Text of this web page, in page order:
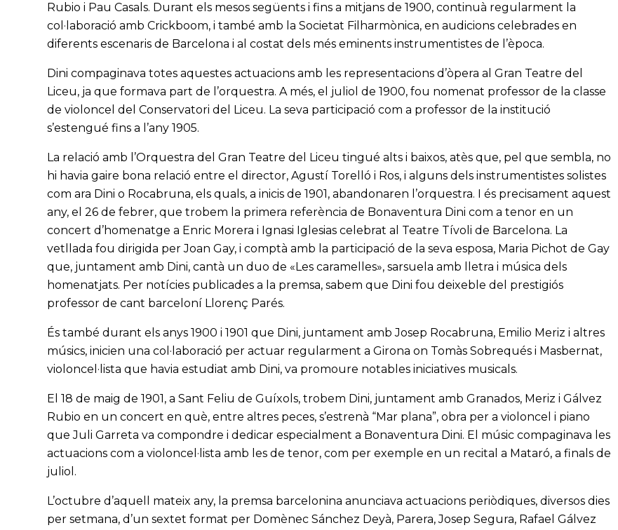
Rubio i Pau Casals. Durant els mesos següents i fins a mitjans de 1900, continuà regularment la
col·laboració amb Crickboom, i també amb la Societat Filharmònica, en audicions celebrades en
diferents escenaris de Barcelona i al costat dels més eminents instrumentistes de l’època.
Dini compaginava totes aquestes actuacions amb les representacions d’òpera al Gran Teatre del
Liceu, ja que formava part de l’orquestra. A més, el juliol de 1900, fou nomenat professor de la classe
de violoncel del Conservatori del Liceu. La seva participació com a professor de la institució
s’estengué fins a l’any 1905.
La relació amb l’Orquestra del Gran Teatre del Liceu tingué alts i baixos, atès que, pel que sembla, no
hi havia gaire bona relació entre el director, Agustí Torelló i Ros, i alguns dels instrumentistes solistes
com ara Dini o Rocabruna, els quals, a inicis de 1901, abandonaren l’orquestra. I és precisament aquest
any, el 26 de febrer, que trobem la primera referència de Bonaventura Dini com a tenor en un
concert d’homenatge a Enric Morera i Ignasi Iglesias celebrat al Teatre Tívoli de Barcelona. La
vetllada fou dirigida per Joan Gay, i comptà amb la participació de la seva esposa, Maria Pichot de Gay
que, juntament amb Dini, cantà un duo de «Les caramelles», sarsuela amb lletra i música dels
homenatjats. Per notícies publicades a la premsa, sabem que Dini fou deixeble del prestigiós
professor de cant barceloní Llorenç Parés.
És també durant els anys 1900 i 1901 que Dini, juntament amb Josep Rocabruna, Emilio Meriz i altres
músics, inicien una col·laboració per actuar regularment a Girona on Tomàs Sobrequés i Masbernat,
violoncel·lista que havia estudiat amb Dini, va promoure notables iniciatives musicals.
El 18 de maig de 1901, a Sant Feliu de Guíxols, trobem Dini, juntament amb Granados, Meriz i Gálvez
Rubio en un concert en què, entre altres peces, s’estrenà “Mar plana”, obra per a violoncel i piano
que Juli Garreta va compondre i dedicar especialment a Bonaventura Dini. El músic compaginava les
actuacions com a violoncel·lista amb les de tenor, com per exemple en un recital a Mataró, a finals de
juliol.
L’octubre d’aquell mateix any, la premsa barcelonina anunciava actuacions periòdiques, diversos dies
per setmana, d’un sextet format per Domènec Sánchez Deyà, Parera, Josep Segura, Rafael Gálvez